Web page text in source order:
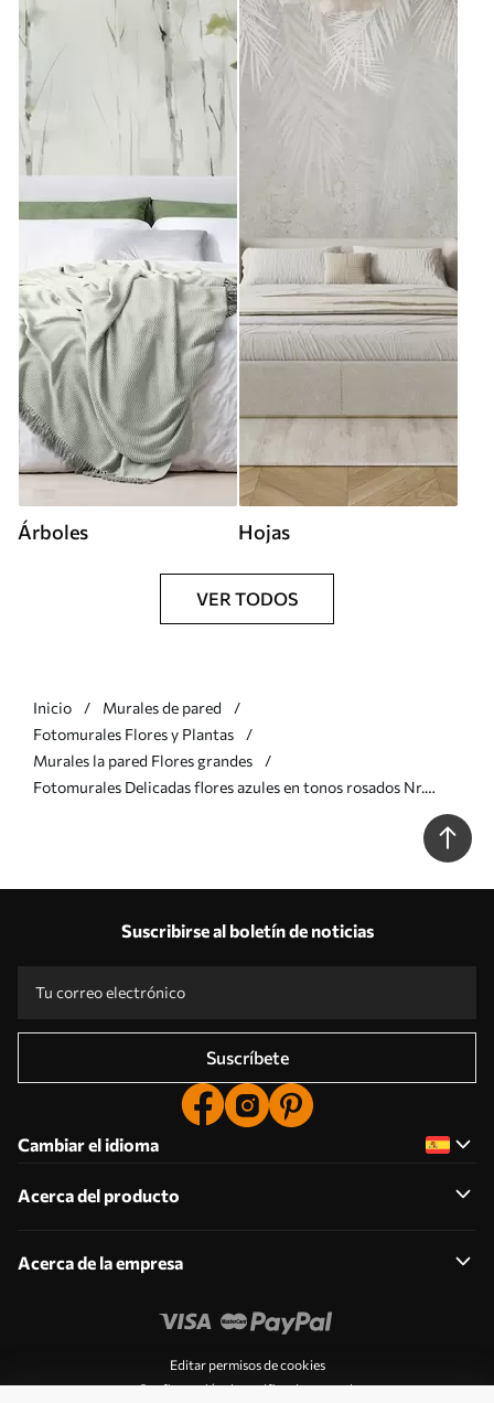
Árboles Hojas
VER TODOS
Inicio
Murales de pared
Fotomurales Flores y Plantas
Murales la pared Flores grandes
Fotomurales Delicadas flores azules en tonos rosados Nr.
Suscribirse al boletín de noticias
Suscríbete
Cambiar el idioma
Acerca del producto
Acerca de la empresa
Editar permisos de cookies
Configuración de notificaciones push